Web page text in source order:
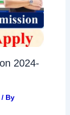
2024-
By